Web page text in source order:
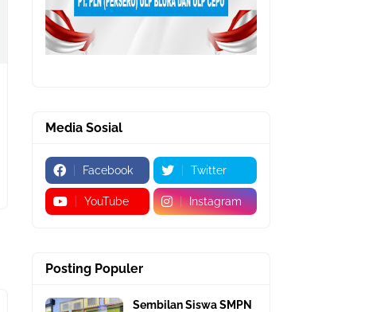
Media Sosial
Facebook Twitter
YouTube Instagram
Posting Populer
Sembilan Siswa SMPN